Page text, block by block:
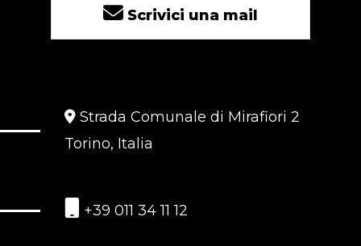
Scrivici una mail
Strada Comunale di Mirafiori 2
Torino, Italia
+39 011 34 11 12